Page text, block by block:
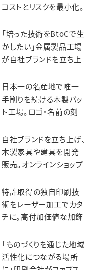
コストとリスクを最小化。
kiond（キオンド）様
「培った技術をBtoCで生
かしたい」金属製品工場
が自社ブランドを立ち上
造販売。錦中央工業様
日本一の名産地で唯一
手削りを続ける木製バッ
ト工場。ロゴ・名前の刻
を活用。エスオースポーツ
工業様
自社ブランドを立ち上げ、
木製家具や建具を開発
販売。オンラインショップ
大。KIZAIKU C+（阪口銘
木店）様
特許取得の独自印刷技
術をレーザー加工でカタ
チに。高付加価値な加飾
柱へ。智昌加工様
「ものづくりを通じた地域
活性化につながる場所